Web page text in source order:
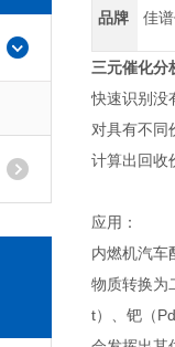
品牌 佳
三元催化分
快速识别没
对具有不同
计算出回收
应用：
内燃机汽车
物质转换为
t）、钯（